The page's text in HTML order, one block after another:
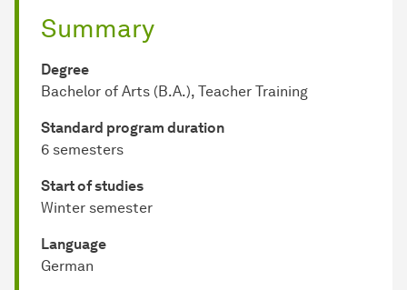
Summary
Degree
Bachelor of Arts (B.A.), Teacher Training
Standard program duration
6 semesters
Start of studies
Winter semester
Language
German